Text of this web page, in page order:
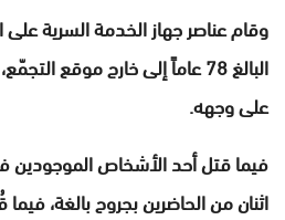
وقام عناصر جهاز الخدمة السرية
البالغ 78 عاماً إلى خارج موقع
على وجهه.
فيما قتل أحد الأشخاص الموجودين
اثنان من الحاضرين بجروح بالغة،